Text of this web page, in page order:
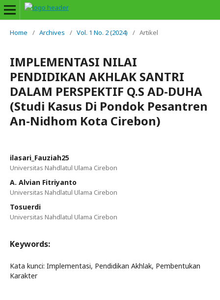
Home / Archives / Vol. 1 No. 2 (2024) / Artikel
IMPLEMENTASI NILAI
PENDIDIKAN AKHLAK SANTRI
DALAM PERSPEKTIF Q.S AD-DUHA
(Studi Kasus Di Pondok Pesantren
An-Nidhom Kota Cirebon)
ilasari_Fauziah25
Universitas Nahdlatul Ulama Cirebon
A. Alvian Fitriyanto
Universitas Nahdlatul Ulama Cirebon
Tosuerdi
Universitas Nahdlatul Ulama Cirebon
Keywords:
Kata kunci: Implementasi, Pendidikan Akhlak, Pembentukan
Karakter